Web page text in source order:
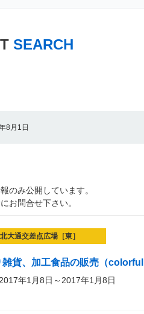
SEARCH
8月1日
のみ公開しています。
お問合せ下さい。
北大通交差点広場［東］
雑貨、加工食品の販売（
年1月8日～2017年1月8日